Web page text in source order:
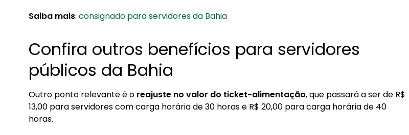
Saiba mais: consignado para servidores da Bahia
Confira outros benefícios para servidores
públicos da Bahia
Outro ponto relevante é o reajuste no valor do ticket-alimentação, que passará a ser de R$
13,00 para servidores com carga horária de 30 horas e R$ 20,00 para carga horária de 40
horas.